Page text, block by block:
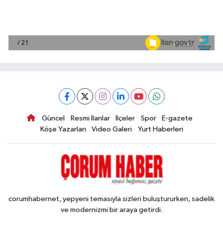
Güncel Resmi İlanlar İlçeler Spor
E-gazete
Köşe Yazarları
Video Galeri Yurt Haberleri
corumhabernet, yepyeni temasıyla sizleri buluştururken, sadelik
ve modernizmi bir araya getirdi.